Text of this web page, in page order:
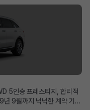
5인승 프레스티지, 합리적
9월까지 넉넉한 계약 기간